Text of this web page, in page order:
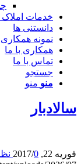
خدمات
دانستنی ها
نمونه همکاری
همکاری با ما
تماس با ما
جستجو
منو منو
سالادبار
فوریه 22, 2017 /0 نظرها